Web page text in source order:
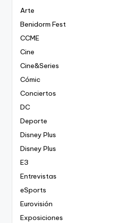
Arte
Benidorm Fest
CCME
Cine
Cine&Series
Cómic
Conciertos
DC
Deporte
Disney Plus
Disney Plus
E3
Entrevistas
eSports
Eurovisión
Exposiciones